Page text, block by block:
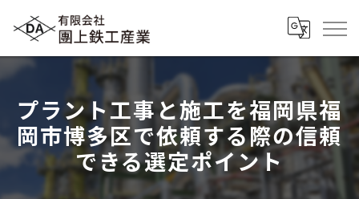
プラント工事と施工を福岡県福
岡市博多区で依頼する際の信頼
できる選定ポイント